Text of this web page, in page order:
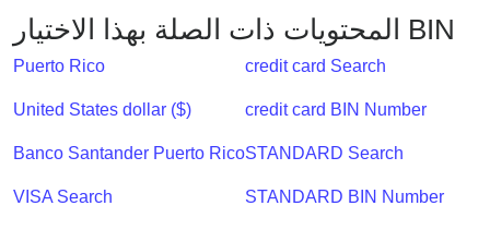
IP
IP
BIN
/
المحتويات ذات الصلة بهذا الاختيار BIN
Puerto Rico
United States dollar ($)
Banco Santander Puerto Rico
VISA Search
credit card Search
credit card BIN Number
STANDARD Search
STANDARD BIN Number